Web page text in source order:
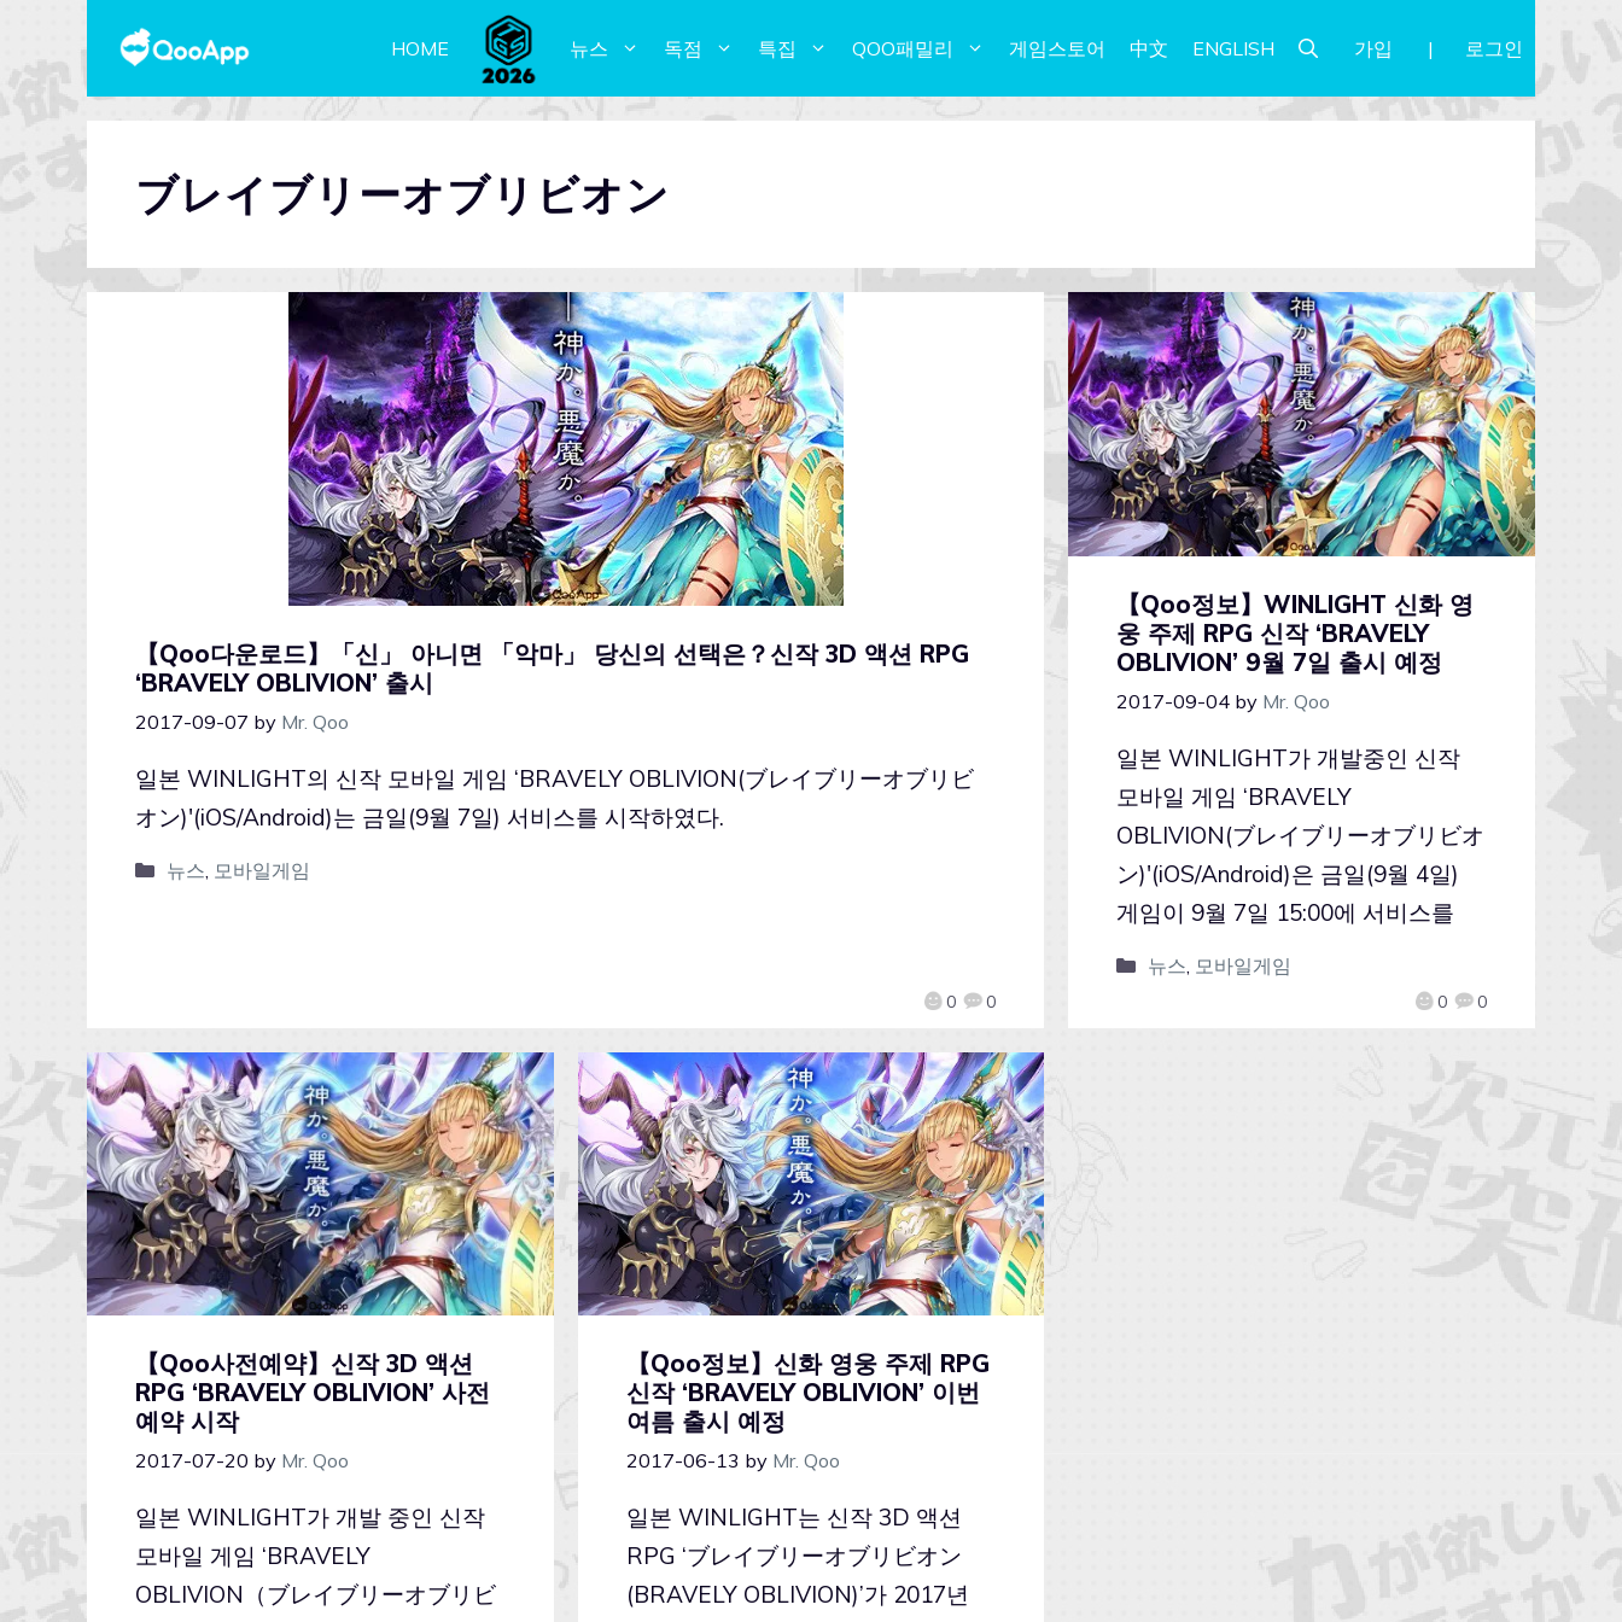
HOME 뉴스 독점 특집 QOO패밀리 게임스토어 中文 ENGLISH 가입 로그인
ブレイブリーオブリビオン
【Qoo다운로드】「신」 아니면 「악마」 당신의 선택은？신작 3D 액션 RPG
‘BRAVELY OBLIVION’ 출시
2017-09-07 by Mr. Qoo
0 0
일본 WINLIGHT의 신작 모바일 게임 ‘BRAVELY OBLIVION(ブレイブリーオブリビ
オン)'(iOS/Android)는 금일(9월 7일) 서비스를 시작하였다.
뉴스, 모바일게임
【Qoo정보】WINLIGHT 신화 영
웅 주제 RPG 신작 ‘BRAVELY
OBLIVION’ 9월 7일 출시 예정
2017-09-04 by Mr. Qoo
0 0
일본 WINLIGHT가 개발중인 신작
모바일 게임 ‘BRAVELY
OBLIVION(ブレイブリーオブリビオ
ン)'(iOS/Android)은 금일(9월 4일)
게임이 9월 7일 15:00에 서비스를
뉴스 모바일게임
【Qoo사전예약】신작 3D 액션
RPG ‘BRAVELY OBLIVION’ 사전
예약 시작
2017-07-20 by Mr. Qoo
일본 WINLIGHT가 개발 중인 신작
모바일 게임 ‘BRAVELY
OBLIVION（ブレイブリーオブリビ
【Qoo정보】신화 영웅 주제 RPG
신작 ‘BRAVELY OBLIVION’ 이번
여름 출시 예정
2017-06-13 by Mr. Qoo
일본 WINLIGHT는 신작 3D 액션
RPG ‘ブレイブリーオブリビオン
(BRAVELY OBLIVION)’가 2017년